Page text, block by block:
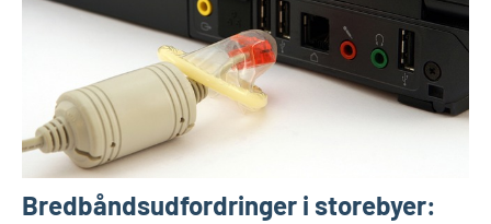
Bredbåndsudfordringer i storebyer: